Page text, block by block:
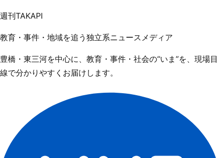
週刊TAKAPI
教育・事件・地域を追う独立系ニュースメディア
豊橋・東三河を中心に、教育・事件・社会の“いま”を、現場目
線で分かりやすくお届けします。